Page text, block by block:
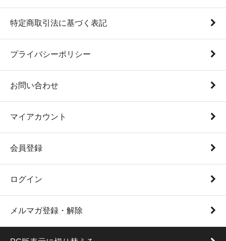
特定商取引法に基づく表記
プライバシーポリシー
お問い合わせ
マイアカウント
会員登録
ログイン
メルマガ登録・解除